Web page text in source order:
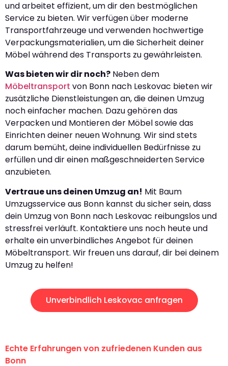
und arbeitet effizient, um dir den bestmöglichen
Service zu bieten. Wir verfügen über moderne
Transportfahrzeuge und verwenden hochwertige
Verpackungsmaterialien, um die Sicherheit deiner
Möbel während des Transports zu gewährleisten.
Was bieten wir dir noch? Neben dem
Möbeltransport von Bonn nach Leskovac bieten wir
zusätzliche Dienstleistungen an, die deinen Umzug
noch einfacher machen. Dazu gehören das
Verpacken und Montieren der Möbel sowie das
Einrichten deiner neuen Wohnung. Wir sind stets
darum bemüht, deine individuellen Bedürfnisse zu
erfüllen und dir einen maßgeschneiderten Service
anzubieten.
Vertraue uns deinen Umzug an! Mit Baum
Umzugsservice aus Bonn kannst du sicher sein, dass
dein Umzug von Bonn nach Leskovac reibungslos und
stressfrei verläuft. Kontaktiere uns noch heute und
erhalte ein unverbindliches Angebot für deinen
Möbeltransport. Wir freuen uns darauf, dir bei deinem
Umzug zu helfen!
Unverbindlich Leskovac anfragen
Echte Erfahrungen von zufriedenen Kunden aus
Bonn